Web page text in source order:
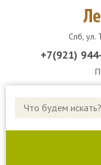
Спб, ул.
+7(921)
КАТАЛОГ